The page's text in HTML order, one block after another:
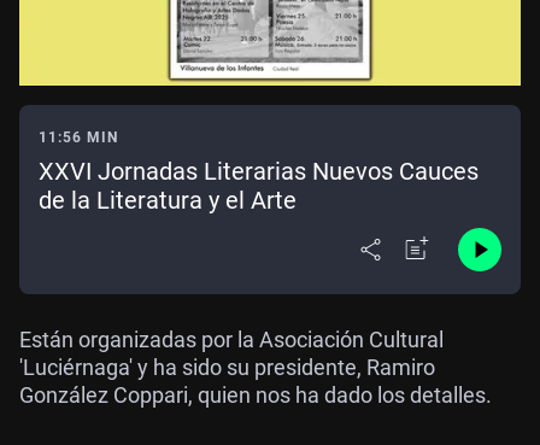
11:56 MIN
XXVI Jornadas Literarias Nuevos Cauces
de la Literatura y el Arte
Están organizadas por la Asociación Cultural
'Luciérnaga' y ha sido su presidente, Ramiro
González Coppari, quien nos ha dado los detalles.